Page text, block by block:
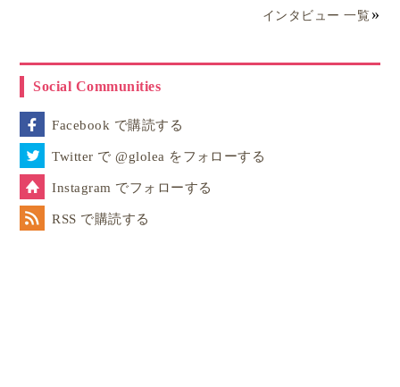
インタビュー 一覧
Social Communities
Facebook で購読する
Twitter で @glolea をフォローする
Instagram でフォローする
RSS で購読する